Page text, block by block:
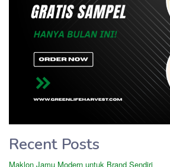
Recent Posts
Maklon Jamu Modern untuk Brand Sendiri